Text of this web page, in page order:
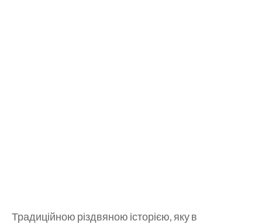
Традиційною різдвяною історією, яку в